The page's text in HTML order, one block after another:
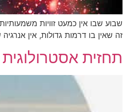
שבוע שבו אין כמעט זוויות
זה שאין בו דרמות גדולות, אין
תחזית אסטרולוגית